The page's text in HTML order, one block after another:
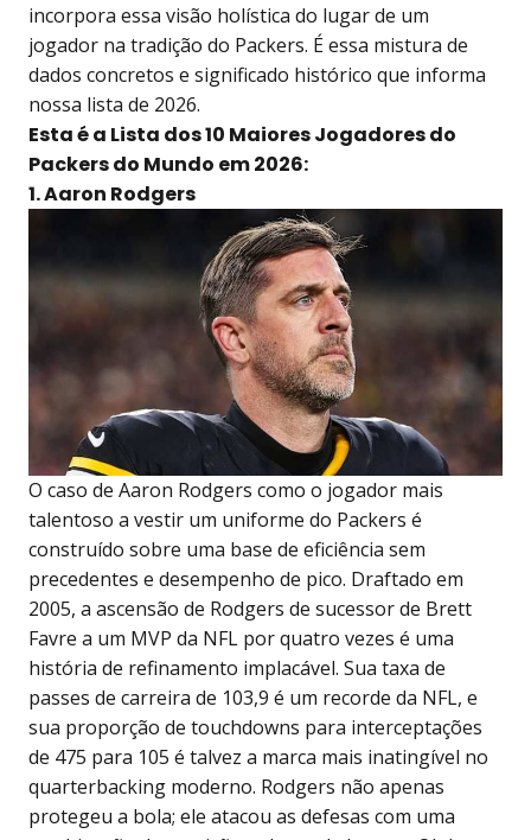
incorpora essa visão holística do lugar de um
jogador na tradição do Packers. É essa mistura de
dados concretos e significado histórico que informa
nossa lista de 2026.
Esta é a Lista dos 10 Maiores Jogadores do
Packers do Mundo em 2026:
1. Aaron Rodgers
O caso de Aaron Rodgers como o jogador mais
talentoso a vestir um uniforme do Packers é
construído sobre uma base de eficiência sem
precedentes e desempenho de pico. Draftado em
2005, a ascensão de Rodgers de sucessor de Brett
Favre a um MVP da NFL por quatro vezes é uma
história de refinamento implacável. Sua taxa de
passes de carreira de 103,9 é um recorde da NFL, e
sua proporção de touchdowns para interceptações
de 475 para 105 é talvez a marca mais inatingível no
quarterbacking moderno. Rodgers não apenas
protegeu a bola; ele atacou as defesas com uma